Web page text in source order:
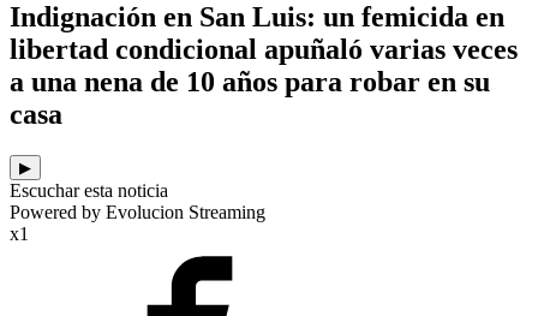
Indignación en San Luis: un femicida en
libertad condicional apuñaló varias veces
a una nena de 10 años para robar en su
casa
▶
Escuchar esta noticia
Powered by Evolucion Streaming
x1